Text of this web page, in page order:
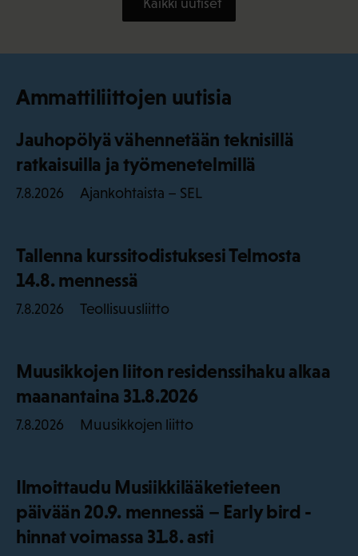
Ammattiliittojen uutisia
Jauhopölyä vähennetään teknisillä
ratkaisuilla ja työmenetelmillä
7.8.2026 Ajankohtaista – SEL
Tallenna kurssitodistuksesi Telmosta
14.8. mennessä
7.8.2026 Teollisuusliitto
Muusikkojen liiton residenssihaku alkaa
maanantaina 31.8.2026
7.8.2026 Muusikkojen liitto
Ilmoittaudu Musiikkilääketieteen
päivään 20.9. mennessä – Early bird -
hinnat voimassa 31.8. asti